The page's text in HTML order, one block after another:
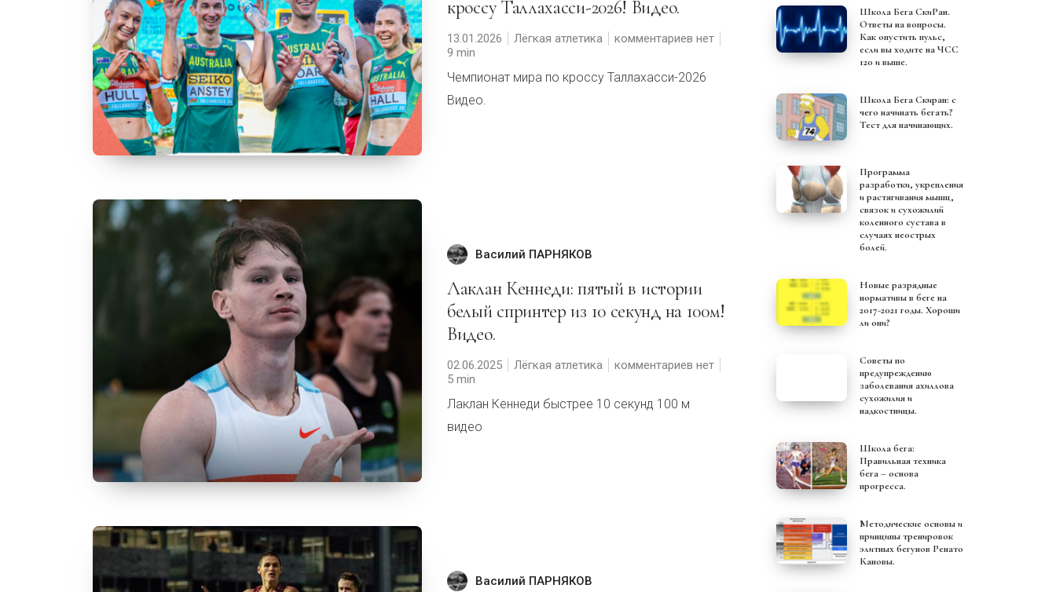
кроссу Таллахасси-2026! Видео.
13.01.2026 Лёгкая атлетика
комментариев нет
9
Чемпионат мира по кроссу Таллахасси-2026
Видео.
Василий ПАРНЯКОВ
Лаклан Кеннеди: пятый в истории
белый спринтер из 10 секунд на 100м!
Видео.
02.06.2025 Лёгкая атлетика
комментариев нет
5
Лаклан Кеннеди быстрее 10 секунд 100 м
видео
Василий ПАРНЯКОВ
Школа Бега СкиРан.
Ответы на вопросы.
Как опустить пульс,
если вы ходите на ЧСС
120 и выше.
Школа Бега Скиран: с
чего начинать бегать?
Тест для начинающих.
Программа
разработки, укрепления
и растягивания мышц,
связок и сухожилий
коленного сустава в
случаях неострых
болей.
Новые разрядные
нормативы в беге на
2017-2021 годы. Хороши
ли они?
Советы по
предупреждению
заболевания ахиллова
сухожилия и
надкостницы.
Школа бега:
Правильная техника
бега – основа
прогресса.
Методические основы и
принципы тренировок
элитных бегунов Ренато
Кановы.